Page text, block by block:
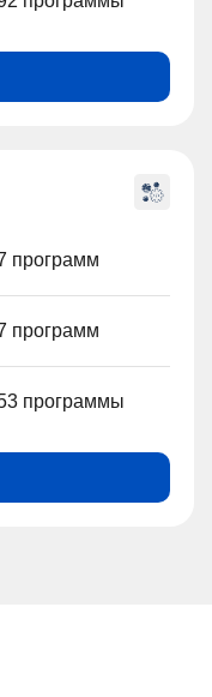
программ
программ
программы